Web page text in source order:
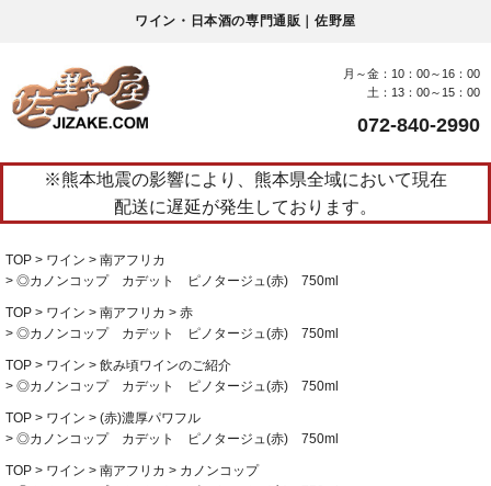
ワイン・日本酒の専門通販｜佐野屋
月～金：10：00～16：00
土：13：00～15：00
072-840-2990
※熊本地震の影響により、熊本県全域において現在
配送に遅延が発生しております。
TOP ワイン
南アフリカ
◎カノンコップ カデット ピノタージュ(赤) 750ml
TOP ワイン 南アフリカ
赤
◎カノンコップ カデット ピノタージュ(赤) 750ml
TOP ワイン
飲み頃ワインのご紹介
◎カノンコップ カデット ピノタージュ(赤) 750ml
TOP ワイン
(赤)濃厚パワフル
◎カノンコップ カデット ピノタージュ(赤) 750ml
TOP ワイン 南アフリカ
カノンコップ